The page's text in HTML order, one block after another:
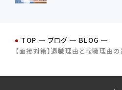
TOP ─ ブログ ─ BLOG ─